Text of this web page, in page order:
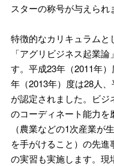
スターの称号が与えられ
特徴的なカリキュラムと
「アグリビジネス起業
す。平成23年（2011年
年（2013年）度は28人
が認定されました。ビジ
のコーディネート能力
（農業などの1次産業が
を手がけること）の先
の実習も実施します。